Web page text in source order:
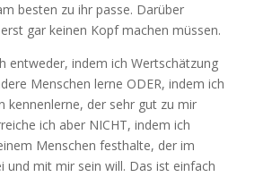
besten zu ihr passe. Darüber
gar keinen Kopf machen müssen.
entweder, indem ich Wertschätzung
Menschen lerne ODER, indem ich
kennenlerne, der sehr gut zu mir
ich aber NICHT, indem ich
Menschen festhalte, der im
und mit mir sein will. Das ist einfach